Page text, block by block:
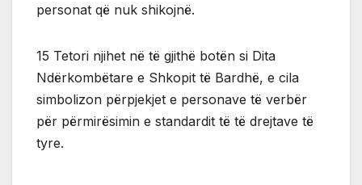
personat që nuk shikojnë.
15 Tetori njihet në të gjithë botën si Dita
Ndërkombëtare e Shkopit të Bardhë, e cila
simbolizon përpjekjet e personave të verbër
për përmirësimin e standardit të të drejtave të
tyre.